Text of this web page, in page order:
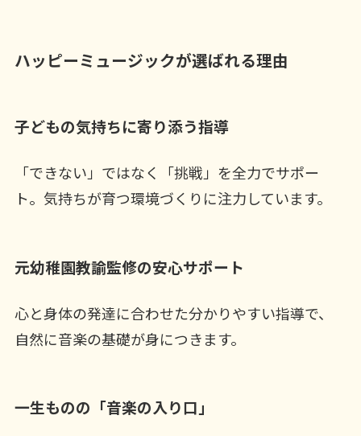
ハッピーミュージックが選ばれる理由
子どもの気持ちに寄り添う指導
「できない」ではなく「挑戦」を全力でサポー
ト。気持ちが育つ環境づくりに注力しています。
元幼稚園教諭監修の安心サポート
心と身体の発達に合わせた分かりやすい指導で、
自然に音楽の基礎が身につきます。
一生ものの「音楽の入り口」